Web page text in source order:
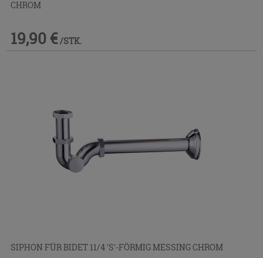
CHROM
19,90 € /STK.
SIPHON FÜR BIDET 11/4 'S'-FÖRMIG MESSING CHROM